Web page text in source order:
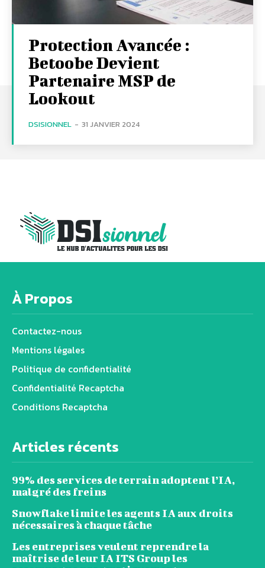
Protection Avancée :
Betoobe Devient
Partenaire MSP de
Lookout
DSISIONNEL - 31 JANVIER 2024
À Propos
Contactez-nous
Mentions légales
Politique de confidentialité
Confidentialité Recaptcha
Conditions Recaptcha
Articles récents
99% des services de terrain adoptent l’IA,
malgré des freins
Snowflake limite les agents IA aux droits
nécessaires à chaque tâche
Les entreprises veulent reprendre la
maîtrise de leur IA ITS Group les